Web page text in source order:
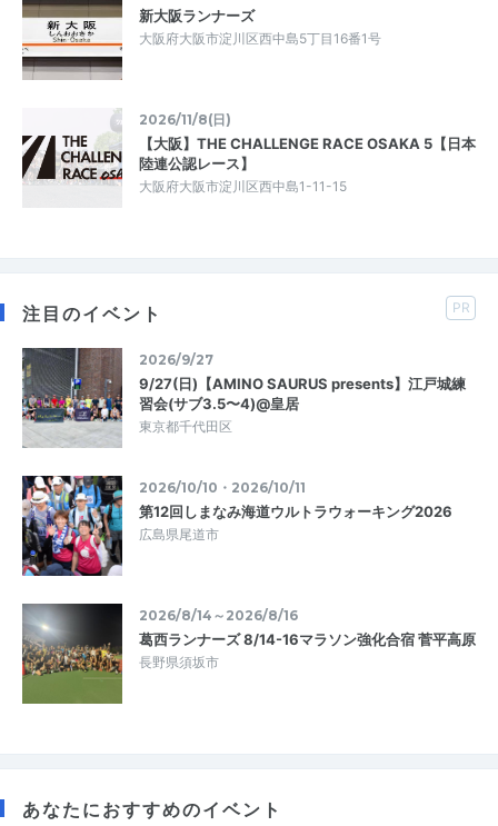
新大阪ランナーズ
大阪府大阪市淀川区西中島5丁目16番1号
2026/11/8(日)
【大阪】THE CHALLENGE RACE OSAKA 5【日本
陸連公認レース】
大阪府大阪市淀川区西中島1-11-15
注目のイベント PR
2026/9/27
9/27(日)【AMINO SAURUS presents】江戸城練
習会(サブ3.5〜4)@皇居
東京都千代田区
2026/10/10・2026/10/11
第12回しまなみ海道ウルトラウォーキング2026
広島県尾道市
2026/8/14～2026/8/16
葛西ランナーズ 8/14-16マラソン強化合宿 菅平高原
長野県須坂市
あなたにおすすめのイベント